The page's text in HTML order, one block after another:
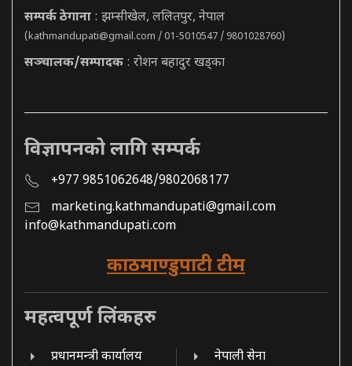
सम्पर्क ठेगाना : झम्सीखेल, ललितपुर, नेपाल
(kathmandupati@gmail.com / 01-5010547 / 9801028760)
सञ्चालक/सम्पादक : रोशन बहादुर खड्का
विज्ञापनको लागि सम्पर्क
+977 9851062648/9802068177
marketing.kathmandupati@gmail.com
info@kathmandupati.com
काठमाण्डुपाटी टीम
महत्वपूर्ण लिंकहरु
प्रधानमन्त्री कार्यालय नेपाली सेना